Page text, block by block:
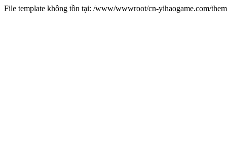
File template không tồn tại: /www/wwwroot/cn-yihaogame.com/